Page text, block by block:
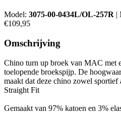
Model: 3075-00-0434L/OL-257R
€109,95
Omschrijving
Chino turn up broek van MAC met
toelopende broekspijp. De
maakt dat deze chino zowel sportief
Straight Fit
Gemaakt van 97% katoen en 3%